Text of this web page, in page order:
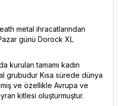
metal ihracatlarından
günü Dorock XL
kurulan tamamı kadın
grubudur Kısa sürede dünya
ve özellikle Avrupa ve
kitlesi oluşturmuştur.